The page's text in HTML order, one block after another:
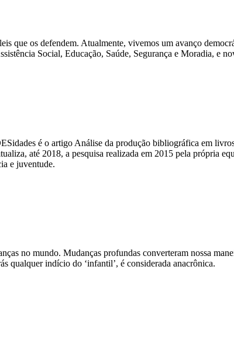
que os defendem. Atualmente, vivemos um avanço
Social, Educação, Saúde, Segurança e Moradia, e
é o artigo Análise da produção bibliográfica em
até 2018, a pesquisa realizada em 2015 pela própria
e juventude.
no mundo. Mudanças profundas converteram nossa
qualquer indício do ‘infantil’, é considerada anacrônica.